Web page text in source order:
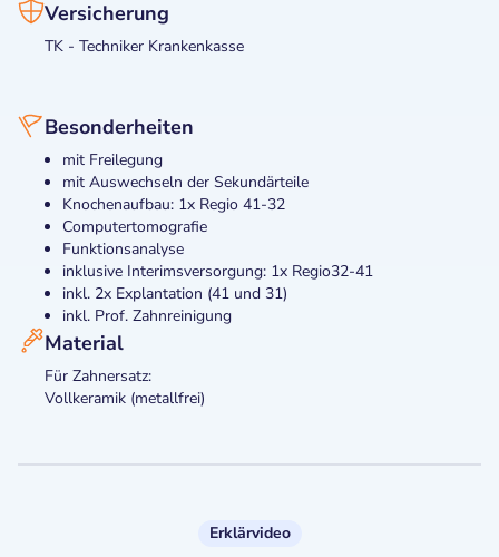
Versicherung
TK - Techniker Krankenkasse
Besonderheiten
mit Freilegung
mit Auswechseln der Sekundärteile
Knochenaufbau: 1x Regio 41-32
Computertomografie
Funktionsanalyse
inklusive Interimsversorgung: 1x Regio32-41
inkl. 2x Explantation (41 und 31)
inkl. Prof. Zahnreinigung
Material
Für Zahnersatz:
Vollkeramik (metallfrei)
Erklärvideo